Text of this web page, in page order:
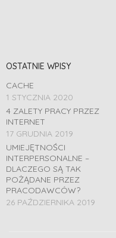
OSTATNIE WPISY
CACHE
1 STYCZNIA 2020
4 ZALETY PRACY PRZEZ
INTERNET
17 GRUDNIA 2019
UMIEJĘTNOŚCI
INTERPERSONALNE –
DLACZEGO SĄ TAK
POŻĄDANE PRZEZ
PRACODAWCÓW?
26 PAŹDZIERNIKA 2019